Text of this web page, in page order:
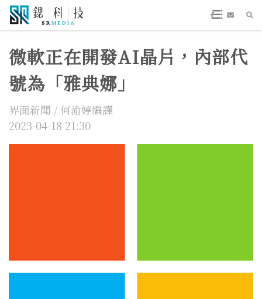
微軟正在開發AI晶片，內部代
號為「雅典娜」
界面新聞 / 何渝婷編譯
2023-04-18 21:30